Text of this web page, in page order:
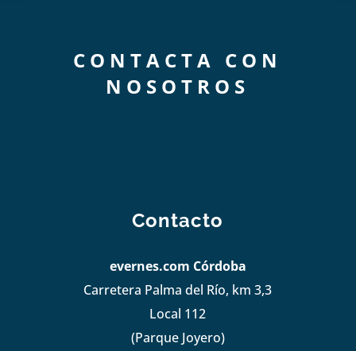
CONTACTA CON
NOSOTROS
Contacto
evernes.com Córdoba
Carretera Palma del Río, km 3,3
Local 112
(Parque Joyero)